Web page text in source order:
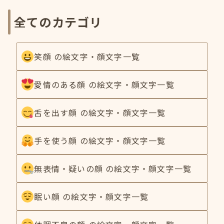
全てのカテゴリ
笑顔 の絵文字・顔文字一覧
愛情のある顔 の絵文字・顔文字一覧
舌を出す顔 の絵文字・顔文字一覧
手を使う顔 の絵文字・顔文字一覧
無表情・疑いの顔 の絵文字・顔文字一覧
眠い顔 の絵文字・顔文字一覧